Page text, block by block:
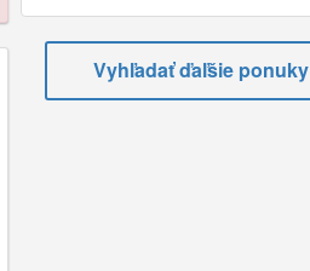
Vyhľadať ďaľšie ponuky